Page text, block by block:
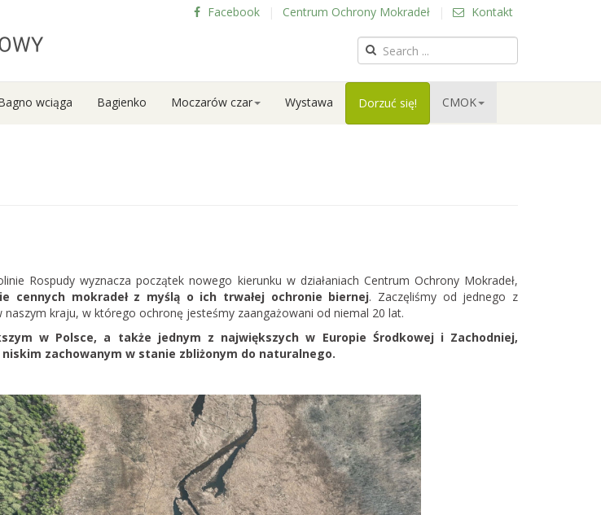
Facebook | Centrum Ochrony Mokradeł | Kontakt
wciąga Bagienko Moczarów czar Wystawa Dorzuć się! CMOK
Rospudy wyznacza początek nowego kierunku w działaniach Centrum Ochrony Mokradeł,
cennych mokradeł z myślą o ich trwałej ochronie biernej. Zaczęliśmy od jednego z
naszym kraju, w którego ochronę jesteśmy zaangażowani od niemal 20 lat.
w Polsce, a także jednym z największych w Europie Środkowej i Zachodniej,
zachowanym w stanie zbliżonym do naturalnego.